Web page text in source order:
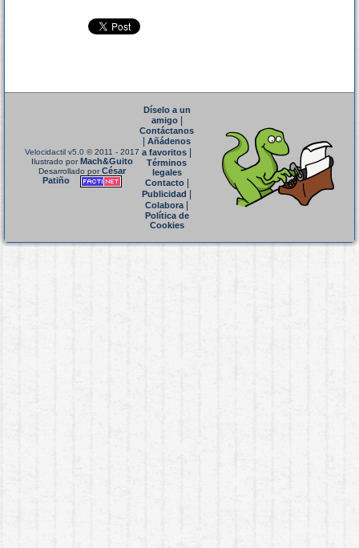
Velocidactil v5.0 © 2011 - 2017
Ilustrado porMach&Guito
Desarrollado porCésar
Patiño
Díselo a un
amigo|
Contáctanos
Añádenos
a favoritos
Términos
legales
Contacto|
Publicidad
Colabora|
Política de
Cookies